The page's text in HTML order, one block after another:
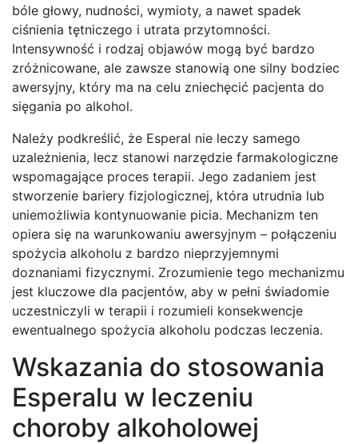
bóle głowy, nudności, wymioty, a nawet spadek
ciśnienia tętniczego i utrata przytomności.
Intensywność i rodzaj objawów mogą być bardzo
zróżnicowane, ale zawsze stanowią one silny bodziec
awersyjny, który ma na celu zniechęcić pacjenta do
sięgania po alkohol.
Należy podkreślić, że Esperal nie leczy samego
uzależnienia, lecz stanowi narzędzie farmakologiczne
wspomagające proces terapii. Jego zadaniem jest
stworzenie bariery fizjologicznej, która utrudnia lub
uniemożliwia kontynuowanie picia. Mechanizm ten
opiera się na warunkowaniu awersyjnym – połączeniu
spożycia alkoholu z bardzo nieprzyjemnymi
doznaniami fizycznymi. Zrozumienie tego mechanizmu
jest kluczowe dla pacjentów, aby w pełni świadomie
uczestniczyli w terapii i rozumieli konsekwencje
ewentualnego spożycia alkoholu podczas leczenia.
Wskazania do stosowania
Esperalu w leczeniu
choroby alkoholowej